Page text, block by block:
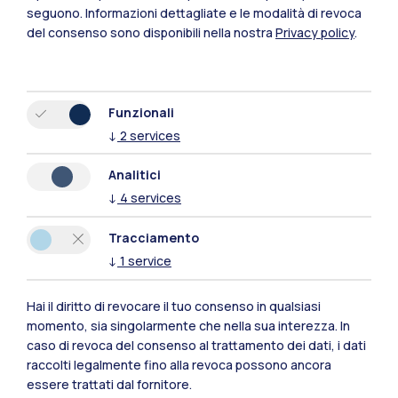
Mantova
Xi'an
Naviga il sito
Contattaci
seguono. Informazioni dettagliate e le modalità di revoca
del consenso sono disponibili nella nostra Privacy policy.
Funzionali
↓ 2 services
Analitici
↓ 4 services
Tracciamento
↓ 1 service
Hai il diritto di revocare il tuo consenso in qualsiasi
momento, sia singolarmente che nella sua interezza. In
caso di revoca del consenso al trattamento dei dati, i dati
raccolti legalmente fino alla revoca possono ancora
essere trattati dal fornitore.